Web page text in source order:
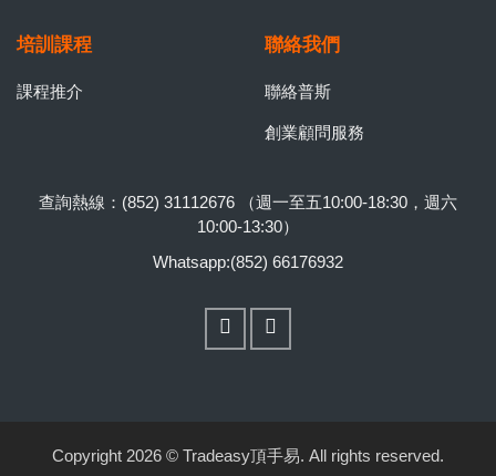
培訓課程
課程推介
聯絡我們
聯絡普斯
創業顧問服務
查詢熱線：(852) 31112676 （週一至五10:00-18:30，週六
10:00-13:30）
Whatsapp:(852) 66176932
Copyright 2026 © Tradeasy頂手易. All rights reserved.